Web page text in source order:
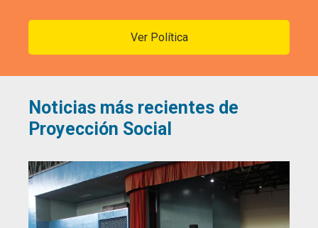
Ver Política
Noticias más recientes de
Proyección Social